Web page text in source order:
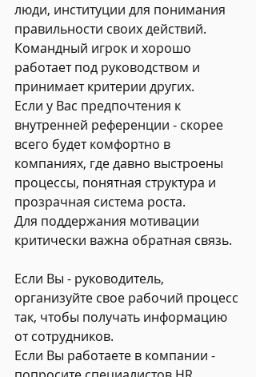
люди, институции для понимания
правильности своих действий.
Командный игрок и хорошо
работает под руководством и
принимает критерии других.
Если у Вас предпочтения к
внутренней референции - скорее
всего будет комфортно в
компаниях, где давно выстроены
процессы, понятная структура и
прозрачная система роста.
Для поддержания мотивации
критически важна обратная связь.
Если Вы - руководитель,
организуйте свое рабочий процесс
так, чтобы получать информацию
от сотрудников.
Если Вы работаете в компании -